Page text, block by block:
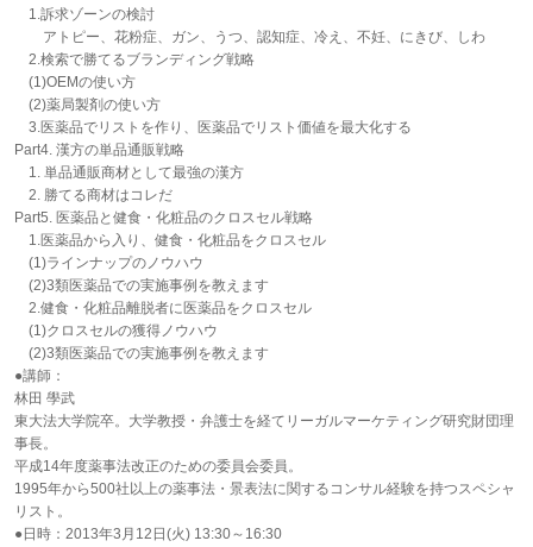
1.訴求ゾーンの検討
アトピー、花粉症、ガン、うつ、認知症、冷え、不妊、にきび、しわ
2.検索で勝てるブランディング戦略
(1)OEMの使い方
(2)薬局製剤の使い方
3.医薬品でリストを作り、医薬品でリスト価値を最大化する
Part4. 漢方の単品通販戦略
1. 単品通販商材として最強の漢方
2. 勝てる商材はコレだ
Part5. 医薬品と健食・化粧品のクロスセル戦略
1.医薬品から入り、健食・化粧品をクロスセル
(1)ラインナップのノウハウ
(2)3類医薬品での実施事例を教えます
2.健食・化粧品離脱者に医薬品をクロスセル
(1)クロスセルの獲得ノウハウ
(2)3類医薬品での実施事例を教えます
●講師：
林田 學武
東大法大学院卒。大学教授・弁護士を経てリーガルマーケティング研究財団理
事長。
平成14年度薬事法改正のための委員会委員。
1995年から500社以上の薬事法・景表法に関するコンサル経験を持つスペシャ
リスト。
●日時：2013年3月12日(火) 13:30～16:30